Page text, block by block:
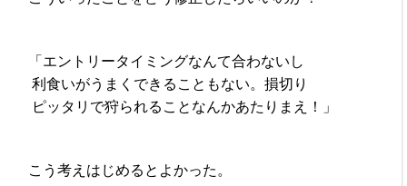
「エントリータイミングなんて合わないし
利食いがうまくできることもない。損切り
ピッタリで狩られることなんかあたりまえ！」
こう考えはじめるとよかった。